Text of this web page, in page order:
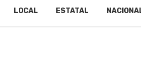
LOCAL ESTATAL